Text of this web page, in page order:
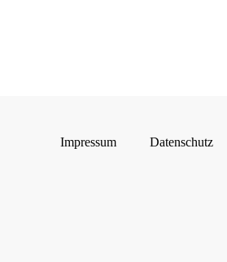
Impressum Datenschutz